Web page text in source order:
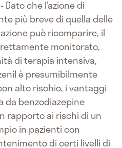
che l’azione di
più breve di quella delle
può ricomparire, il
monitorato,
di terapia intensiva,
è presumibilmente
alto rischio, i vantaggi
da benzodiazepine
rapporto ai rischi di un
in pazienti con
di certi livelli di